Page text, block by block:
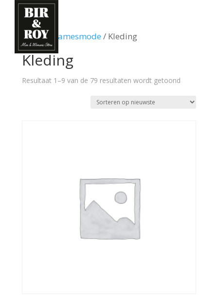
Home/ Damesmode / Kleding
Kleding
Resultaat 1–9 van de 79 resultaten wordt getoondGesorteerd